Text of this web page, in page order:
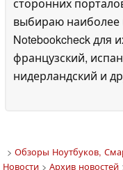
сторонних
выбираю наиболее
Notebookcheck для
французский,
нидерландский и
> Обзоры Ноутбуков,
Новости> Архив новостей